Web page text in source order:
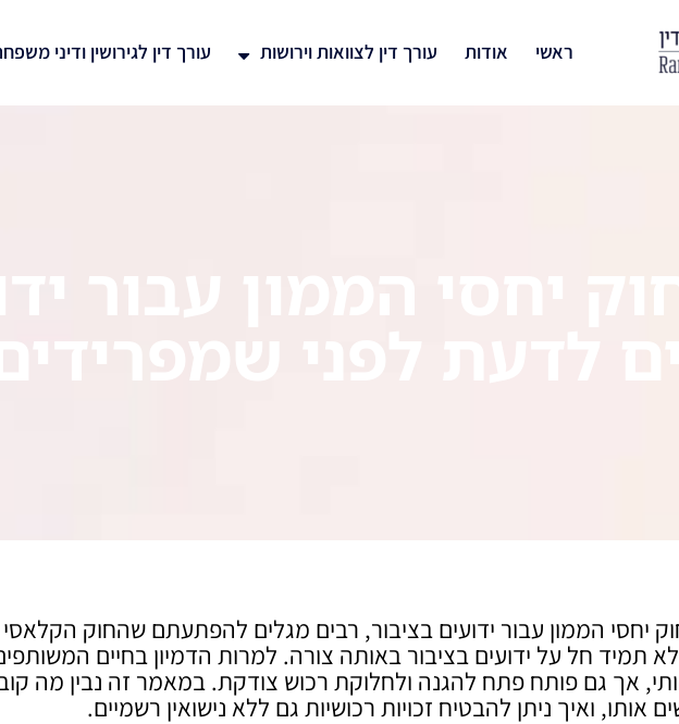
ראשי אודות עורך דין לצוואות וירושות עורך דין לגירושין ודיני
יחסי הממון עבור
לדעת לפני
יחסי הממון עבור ידועים בציבור, רבים מגלים להפתעתם שהחוק הקלאסי
לא תמיד חל על ידועים בציבור באותה צורה. למרות הדמיון בחיים
אך גם פותח פתח להגנה ולחלוקת רכוש צודקת. במאמר זה נבין מה
ואיך ניתן להבטיח זכויות רכושיות גם ללא נישואין רשמיים.